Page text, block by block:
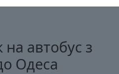
автобус з
Одеса